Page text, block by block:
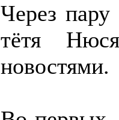
Через
тётя
новостями.